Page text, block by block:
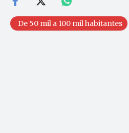
De 50 mil a 100 mil habitantes